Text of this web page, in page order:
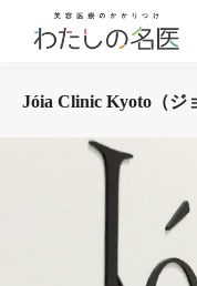
Jóia Clinic Kyoto（ジ